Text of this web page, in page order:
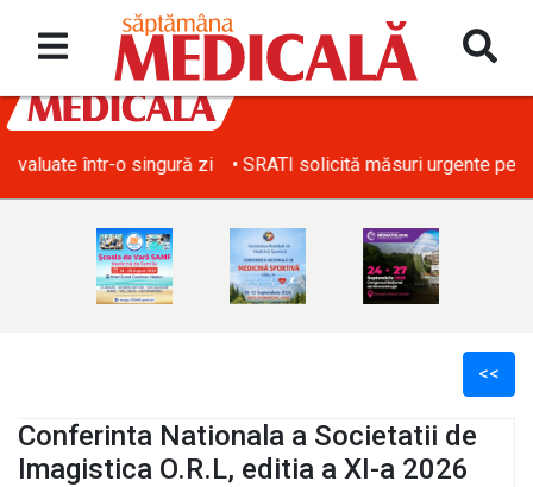
• SRATI solicită măsuri urgente pentru acoperirea deficitului
<<
Conferinta Nationala a Societatii de
Imagistica O.R.L, editia a XI-a 2026